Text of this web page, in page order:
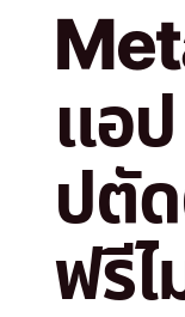
แอ
ปตัด
ฟรีไ